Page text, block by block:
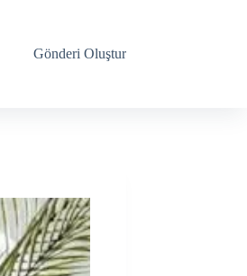
Gönderi Oluştur